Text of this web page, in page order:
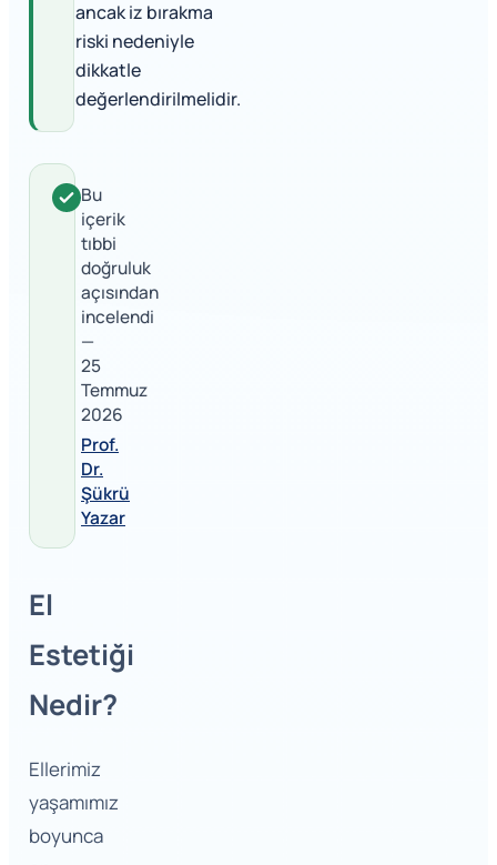
ancak iz bırakma
riski nedeniyle
dikkatle
değerlendirilmelidir.
Bu
içerik
tıbbi
doğruluk
açısından
incelendi
—
25
Temmuz
2026
Prof.
Dr.
Şükrü
Yazar
El
Estetiği
Nedir?
Ellerimiz
yaşamımız
boyunca